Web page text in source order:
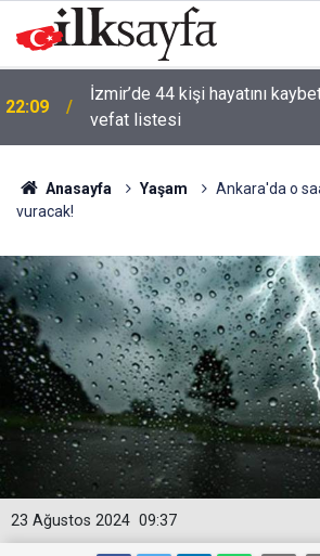
22:09
İzmir’de 44 kişi hayatını
vefat listesi
Anasayfa Yaşam
Ankara'da o
vuracak!
09:37
23 Ağustos 2024